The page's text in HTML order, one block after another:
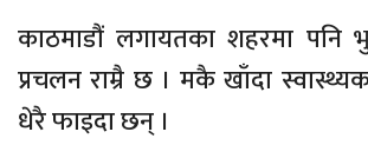
काठमाडौं लगायतका शहरमा
प्रचलन राम्रै छ । मकै खाँदा
धेरै फाइदा छन् ।